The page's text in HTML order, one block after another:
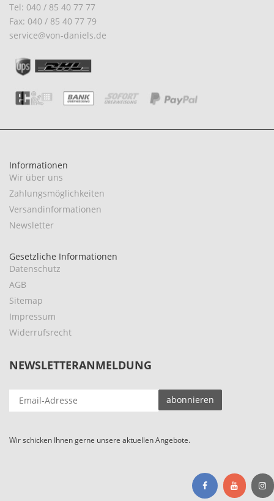
Tel: 040 / 85 40 77 77
Fax: 040 / 85 40 77 79
service@von-daniels.de
Informationen
Wir über uns
Zahlungsmöglichkeiten
Versandinformationen
Newsletter
Gesetzliche Informationen
Datenschutz
AGB
Sitemap
Impressum
Widerrufsrecht
NEWSLETTERANMELDUNG
EMAIL-
ADRESSE
abonnieren
Wir schicken Ihnen gerne unsere aktuellen Angebote.